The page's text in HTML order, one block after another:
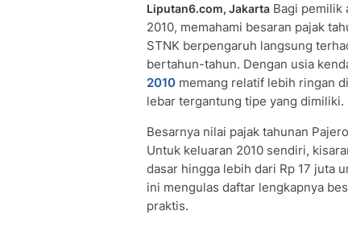
Daftar Pajak Pajero Sport 2010
Daftar Pajak Mitsubishi Pajero
Cara Menghitung Pajak Pajero
• Simulasi Perhitungan Pajak
Pajak 5 Tahunan Pajero 2010
Faktor yang Memengaruhi Pajak
• Tipe dan Varian Kendaraan
• Wilayah Registrasi
• Status Kepemilikan (Pajak
• Depresiasi Nilai Kendaraan
• Koefisien Bobot Kendaraan
Liputan6.com, Jakarta Bagi pemilik
2010, memahami besaran pajak
STNK berpengaruh langsung
bertahun-tahun. Dengan usia
2010 memang relatif lebih ringan
lebar tergantung tipe yang dimiliki.
Besarnya nilai pajak tahunan
Untuk keluaran 2010 sendiri,
dasar hingga lebih dari Rp 17 juta
ini mengulas daftar lengkapnya
praktis.